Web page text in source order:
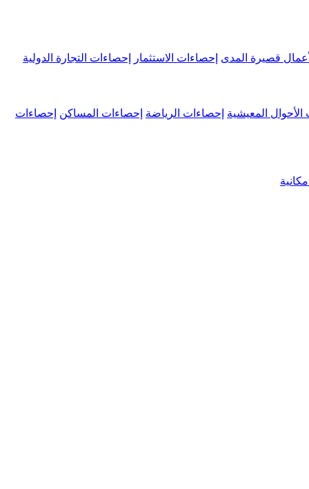
قصيرة المدى إحصاءات الاستثمار إحصاءات التجارة الدولية
الأحوال المعيشية إحصاءات الرياضة إحصاءات المساكن إحصاءات